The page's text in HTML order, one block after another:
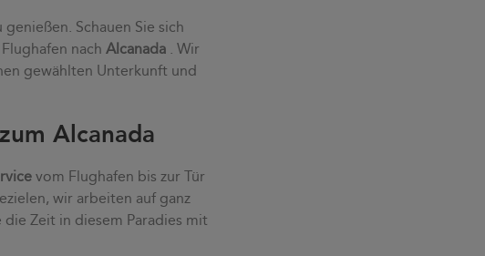
Schauen Sie sich
nachAlcanada
. Wir
gewählten Unterkunft und
Alcanada
vom Flughafen bis zur Tür
wir arbeiten auf ganz
Zeit in diesem Paradies mit